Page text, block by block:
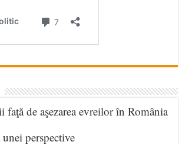
de aşezarea evreilor în România
perspective